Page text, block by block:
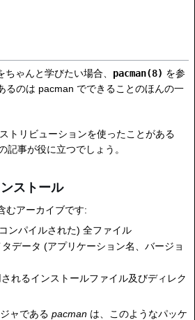
ゃんと学びたい場合、 pacman(8) を参
るのは pacman でできることのほんの一
トリビューションを使ったことがある
記事が役に立つでしょう。
ストール
むアーカイブです:
ンパイルされた) 全ファイル
データ (アプリケーション名、バージョ
れるインストールファイル及びディレク
ャである pacman は、このようなパッケ